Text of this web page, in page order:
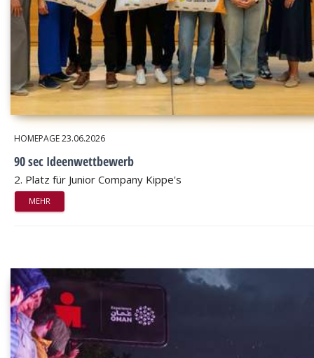
HOMEPAGE23.06.2026
90 sec Ideenwettbewerb
2. Platz für Junior Company Kippe's
MEHR